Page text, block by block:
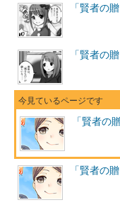
「賢者の
「賢者の
「賢者の
「賢者の